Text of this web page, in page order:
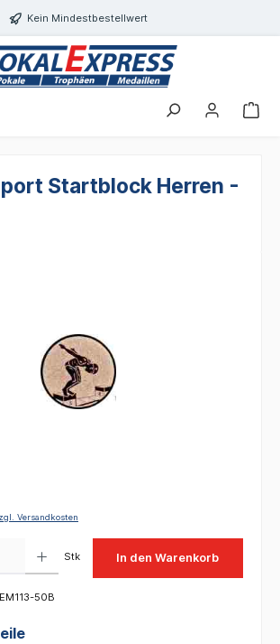
Kein Mindestbestellwert
Startblock Herren -
Versandkosten
Stk In den Warenkorb
EM113-50B